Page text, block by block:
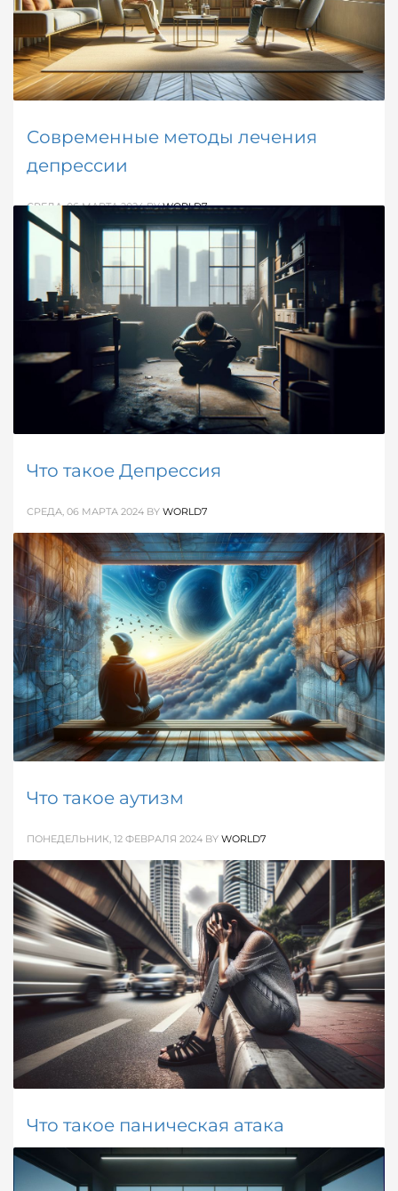
ОПУБЛИКОВАНО ВМУЖСКОЕ,ОБ ОТНОШЕНИЯХ
МЕТКИ: РАССТАВАНИЕ
Современные методы лечения
депрессии
СРЕДА, 06 МАРТА 2024 BYWORLD7
Узнайте о различных методах лечения депрессии,
включая психотерапию, медикаментозное лечение
и альтернативные подходы.
ОПУБЛИКОВАНО В ЗДОРОВЬЕ / МЕДИЦИНА
СПРАВОЧНИК
МЕТКИ:
Что такое Депрессия
СРЕДА, 06 МАРТА 2024 BY WORLD7
Статья, описывающая что такое депрессия -
определение, признаки, типы заболевания, а также
методы диагностики и краткий экскурс в историю
изучения.
ОПУБЛИКОВАНО ВЗДОРОВЬЕ / МЕДИЦИНА,СПРАВОЧНИК
МЕТКИ: ДЕПРЕССИЯ
Что такое аутизм
ПОНЕДЕЛЬНИК, 12 ФЕВРАЛЯ 2024 BY WORLD7
Статья объяснит, что такое аутизма - его виды,
причины и механизм развития, а также подходы к
диагностике и лечению расстройства
аутистического спектра (АСР).
ОПУБЛИКОВАНО ВЗДОРОВЬЕ / МЕДИЦИНА ,СПРАВОЧНИК
МЕТКИ: НЕВРОЛОГИЯ
Что такое паническая атака
ВОСКРЕСЕНЬЕ, 11 ФЕВРАЛЯ 2024 BYWORLD7